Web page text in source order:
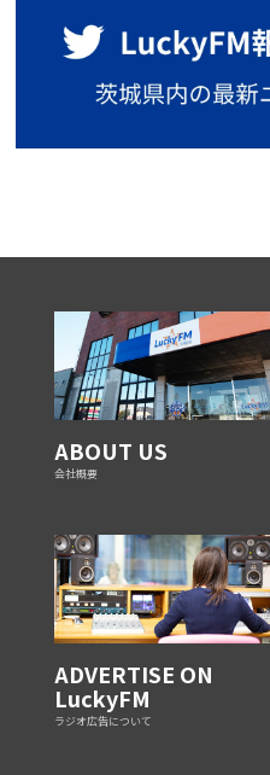
ABOUT US
会社概要
ADVERTISE ON
LuckyFM
ラジオ広告について